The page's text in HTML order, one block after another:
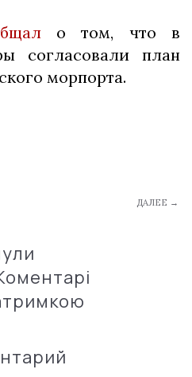
о том, что в
согласовали план
морпорта.
ДАЛЕЕ →